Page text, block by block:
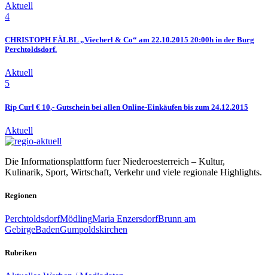
Aktuell
4
CHRISTOPH FÄLBL „Viecherl & Co“ am 22.10.2015 20:00h in der Burg
Perchtoldsdorf.
Aktuell
5
Rip Curl € 10,- Gutschein bei allen Online-Einkäufen bis zum 24.12.2015
Aktuell
Die Informationsplattform fuer Niederoesterreich – Kultur,
Kulinarik, Sport, Wirtschaft, Verkehr und viele regionale Highlights.
Regionen
PerchtoldsdorfMödlingMaria EnzersdorfBrunn am
GebirgeBadenGumpoldskirchen
Rubriken